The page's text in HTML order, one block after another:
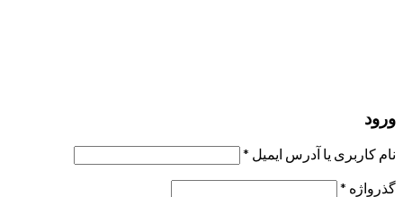
ورود
نام کاربری یا آدرس ایمیل *
گذرواژه *